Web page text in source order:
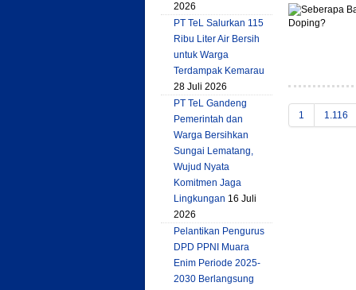
2026
PT TeL Salurkan 115
Ribu Liter Air Bersih
untuk Warga
Terdampak Kemarau
28 Juli 2026
PT TeL Gandeng
Pemerintah dan
Warga Bersihkan
Sungai Lematang,
Wujud Nyata
Komitmen Jaga
Lingkungan 16 Juli
2026
Pelantikan Pengurus
DPD PPNI Muara
Enim Periode 2025-
2030 Berlangsung
1 1.116